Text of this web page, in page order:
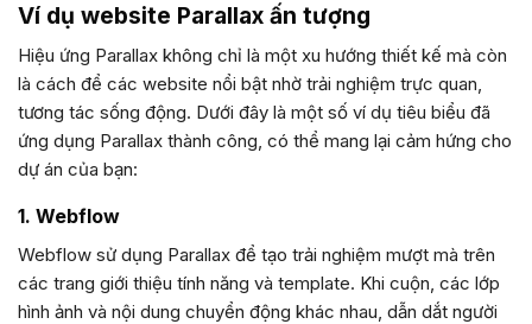
Ví dụ website Parallax ấn tượng
Hiệu ứng Parallax không chỉ là một xu hướng thiết kế mà còn
là cách để các website nổi bật nhờ trải nghiệm trực quan,
tương tác sống động. Dưới đây là một số ví dụ tiêu biểu đã
ứng dụng Parallax thành công, có thể mang lại cảm hứng cho
dự án của bạn:
1. Webflow
Webflow sử dụng Parallax để tạo trải nghiệm mượt mà trên
các trang giới thiệu tính năng và template. Khi cuộn, các lớp
hình ảnh và nội dung chuyển động khác nhau, dẫn dắt người